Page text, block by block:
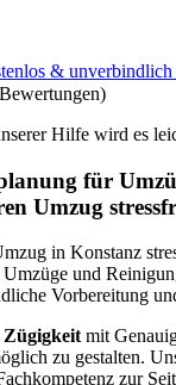
& unverbindlich
Hilfe wird es
für
Umzug
in Konstanz
und
Vorbereitung
Zügigkeitmit
zu gestalten.
zur